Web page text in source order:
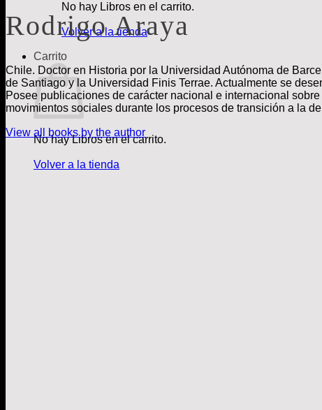
No hay Libros en el carrito.
Volver a la tienda
Carrito
No hay Libros en el carrito.
Volver a la tienda
Rodrigo Araya
Chile. Doctor en Historia por la Universidad Autónoma de
de Santiago y la Universidad Finis Terrae. Actualmente se
Posee publicaciones de carácter nacional e internacional
movimientos sociales durante los procesos de transición a la
View all books by the author